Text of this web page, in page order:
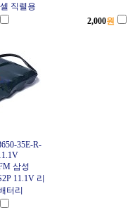
직렬용
2,000원
35E-R-
삼성
11.1V 리
터리